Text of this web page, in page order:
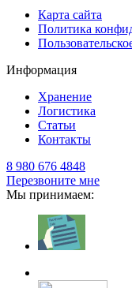
Карта сайта
Политика
Информация
Хранение
Логистика
Статьи
Контакты
8 980 676 4848
Перезвоните мне
Мы принимаем: